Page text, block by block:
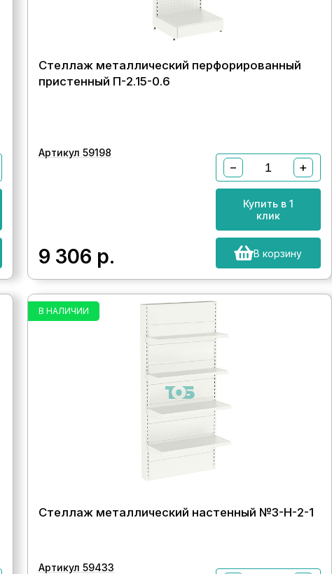
Стеллаж металлический перфорированный
пристенный П-2.15-0.6
Артикул 59198
9 306 р.
− +
Купить в 1
клик
В корзину
В НАЛИЧИИ
Стеллаж металлический настенный №3-Н-2-1
Артикул 59433